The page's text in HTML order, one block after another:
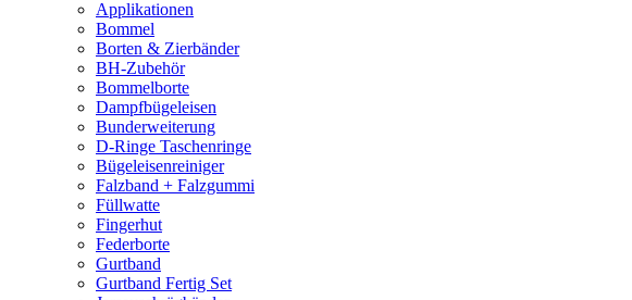
Applikationen
Bommel
Borten & Zierbänder
BH-Zubehör
Bommelborte
Dampfbügeleisen
Bunderweiterung
D-Ringe Taschenringe
Bügeleisenreiniger
Falzband + Falzgummi
Füllwatte
Fingerhut
Federborte
Gurtband
Gurtband Fertig Set